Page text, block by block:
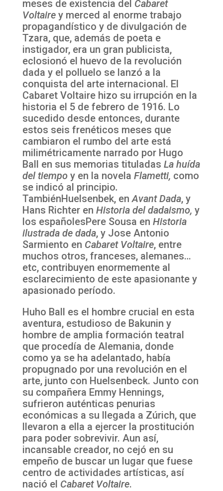
meses de existencia del Cabaret
Voltairey merced al enorme trabajo
propagandístico y de divulgación de
Tzara, que, además de poeta e
instigador, era un gran publicista,
eclosionó el huevo de la revolución
dada y el polluelo se lanzó a la
conquista del arte internacional. El
Cabaret Voltaire hizo su irrupción en la
historia el 5 de febrero de 1916. Lo
sucedido desde entonces, durante
estos seis frenéticos meses que
cambiaron el rumbo del arte está
milimétricamente narrado por Hugo
Ball en sus memorias tituladas La huída
del tiempo y en la novela Flametti, como
se indicó al principio.
TambiénHuelsenbek, enAvant Dada, y
Hans Richter en Historia del dadaismo, y
los españolesPere Sousa en Historia
ilustrada de dada, y Jose Antonio
Sarmiento en Cabaret Voltaire, entre
muchos otros, franceses, alemanes…
etc, contribuyen enormemente al
esclarecimiento de este apasionante y
apasionado período.
Huho Ball es el hombre crucial en esta
aventura, estudioso de Bakunin y
hombre de amplia formación teatral
que procedía de Alemania, donde
como ya se ha adelantado, había
propugnado por una revolución en el
arte, junto con Huelsenbeck. Junto con
su compañera Emmy Hennings,
sufrieron auténticas penurias
económicas a su llegada a Zúrich, que
llevaron a ella a ejercer la prostitución
para poder sobrevivir. Aun así,
incansable creador, no cejó en su
empeño de buscar un lugar que fuese
centro de actividades artísticas, así
nació el Cabaret Voltaire.